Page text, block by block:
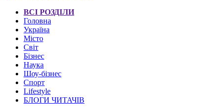
ВСІ РОЗДІЛИ
Головна
Україна
Місто
Світ
Бізнес
Наука
Шоу-бізнес
Спорт
Lifestyle
БЛОГИ ЧИТАЧІВ